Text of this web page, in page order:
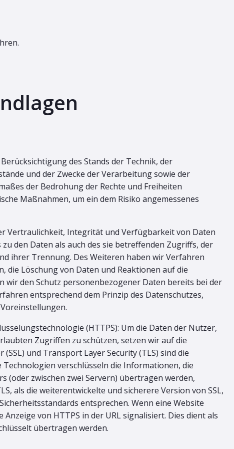
des Stands der Technik, der
und der Zwecke der Verarbeitung sowie der
der Bedrohung der Rechte und Freiheiten
Maßnahmen, um ein dem Risiko angemessenes
Vertraulichkeit, Integrität und Verfügbarkeit von Daten
den Daten als auch des sie betreffenden Zugriffs, der
ihrer Trennung. Des Weiteren haben wir Verfahren
Löschung von Daten und Reaktionen auf die
den Schutz personenbezogener Daten bereits bei der
entsprechend dem Prinzip des Datenschutzes,
(HTTPS): Um die Daten der Nutzer,
Zugriffen zu schützen, setzen wir auf die
und Transport Layer Security (TLS) sind die
verschlüsseln die Informationen, die
(oder zwischen zwei Servern) übertragen werden,
als die weiterentwickelte und sicherere Version von SSL,
entsprechen. Wenn eine Website
von HTTPS in der URL signalisiert. Dies dient als
übertragen werden.